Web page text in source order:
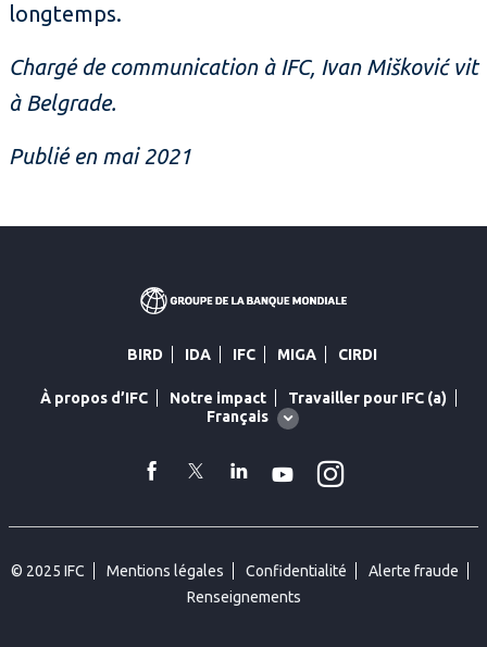
longtemps.
Chargé de communication à IFC, Ivan Mišković vit
à Belgrade.
Publié en mai 2021
BIRD IDA IFC MIGA CIRDI
À propos d’IFC Notre impact
Travailler pour IFC (a)
Global
language
Français
facebook
TwitterLinkedinYouTube
© 2025 IFC Mentions légales Confidentialité
Alerte fraude
Renseignements